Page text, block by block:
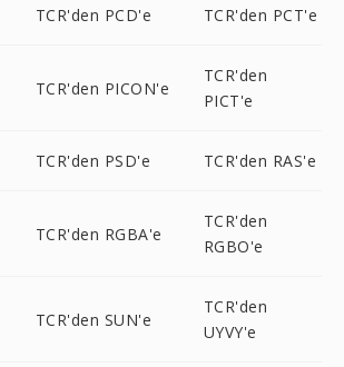
TCR'den PCD'e TCR'den PCT'e
TCR'den PICON'e
TCR'den
PICT'e
TCR'den PSD'e TCR'den RAS'e
TCR'den RGBA'e
TCR'den
RGBO'e
TCR'den SUN'e
TCR'den
UYVY'e